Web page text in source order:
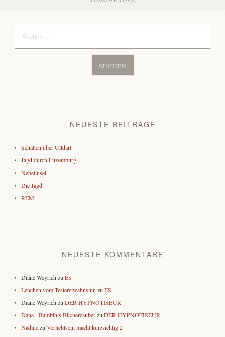
NEUESTE BEITRÄGE
Schatten über Ulldart
Jagd durch Luxemburg
Nebelinsel
Die Jagd
REM
NEUESTE KOMMENTARE
Diane Weyrich zu ES
Lenchen vom Testereiwahnsinn zu ES
Diane Weyrich zu DER HYPNOTISEUR
Dana - Bambinis Bücherzauberzu DER HYPNOTISEUR
Nadinezu Verliebtsein macht kurzsichtig 2